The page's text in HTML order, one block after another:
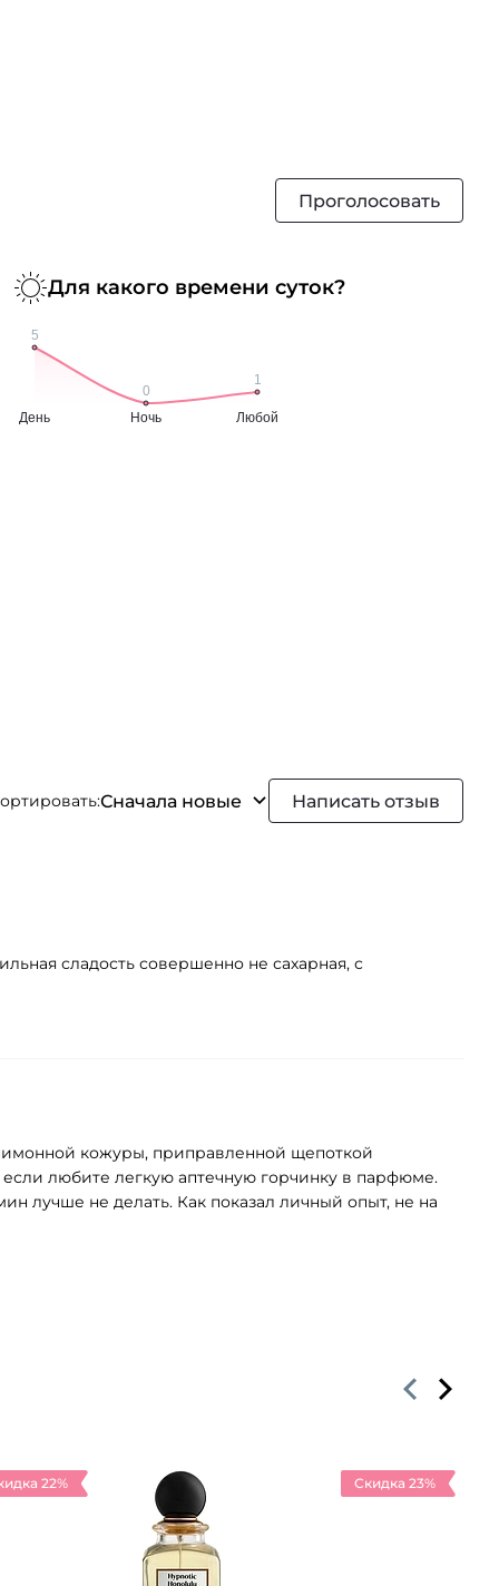
Проголосовать
Для какого времени суток?
Сначала новые Написать отзыв
сладость совершенно не сахарная, с
кожуры, приправленной щепоткой
любите легкую аптечную горчинку в парфюме.
лучше не делать. Как показал личный опыт, не на
22% Скидка 23%